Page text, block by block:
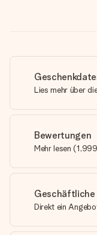
Lies mehr über
Bewertungen
Mehr lesen (1,999
Geschäftliche
Direkt ein